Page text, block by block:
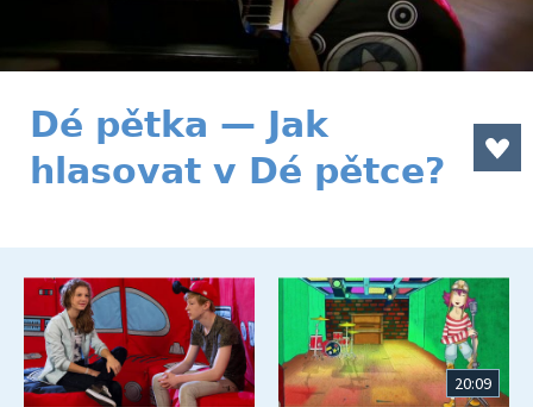
Dé pětka — Jak
hlasovat v Dé pětce?
20:09